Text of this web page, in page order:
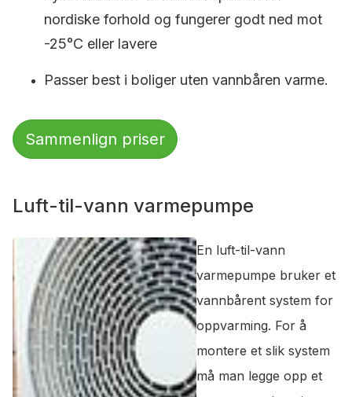
nordiske forhold og fungerer godt ned mot
-25°C eller lavere
Passer best i boliger uten vannbåren varme.
Sammenlign priser
Luft-til-vann varmepumpe
En luft-til-vann
varmepumpe bruker et
vannbårent system for
oppvarming. For å
montere et slik system
må man legge opp et